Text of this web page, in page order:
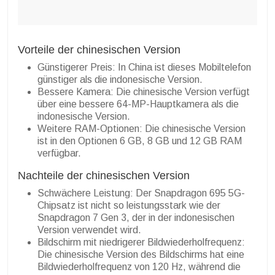
Vorteile der chinesischen Version
Günstigerer Preis: In China ist dieses Mobiltelefon
günstiger als die indonesische Version.
Bessere Kamera: Die chinesische Version verfügt
über eine bessere 64-MP-Hauptkamera als die
indonesische Version.
Weitere RAM-Optionen: Die chinesische Version
ist in den Optionen 6 GB, 8 GB und 12 GB RAM
verfügbar.
Nachteile der chinesischen Version
Schwächere Leistung: Der Snapdragon 695 5G-
Chipsatz ist nicht so leistungsstark wie der
Snapdragon 7 Gen 3, der in der indonesischen
Version verwendet wird.
Bildschirm mit niedrigerer Bildwiederholfrequenz:
Die chinesische Version des Bildschirms hat eine
Bildwiederholfrequenz von 120 Hz, während die